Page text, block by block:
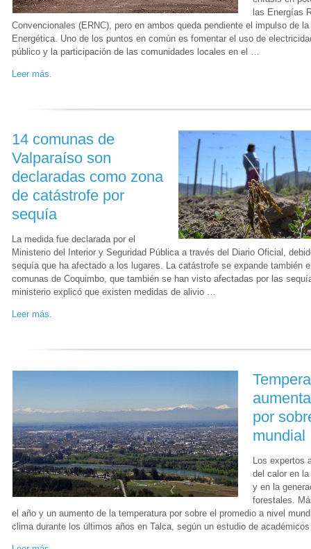
las Energías
Convencionales (ERNC), pero en ambos queda pendiente el impulso de
Energética. Uno de los puntos en común es fomentar el uso de
público y la participación de las comunidades locales en el …
Leer más.
14 comunas de
Valparaíso son
declaradas como zona
de catástrofe por
sequía
La medida fue declarada por el
Ministerio del Interior y Seguridad Pública a través del Diario Oficial,
sequía que ha afectado a los lugares. La catástrofe se expande también
comunas de Coquimbo, que también se han visto afectadas por las
ministerio explicó que existen medidas de alivio …
Leer más.
por
mundial
Los expertos
del calor en
y en la
forestales.
el año y un aumento de la temperatura por sobre el promedio a nivel
clima durante los últimos años en Talca, según un estudio de